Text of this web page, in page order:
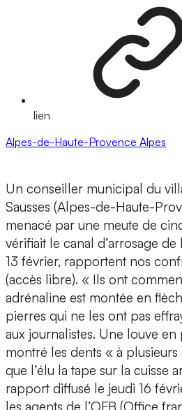
lien
Alpes-de-Haute-Provence Alpes
Un conseiller municipal du
Sausses (Alpes-de-Haute-
menacé par une meute de
vérifiait le canal d’arrosage
13 février, rapportent nos
(accès libre). « Ils ont
adrénaline est montée en
pierres qui ne les ont pas
aux journalistes. Une louve
montré les dents « à plusieurs
que l’élu la tape sur la cuisse
rapport diffusé le jeudi 16
les agents de l’OFB (Office